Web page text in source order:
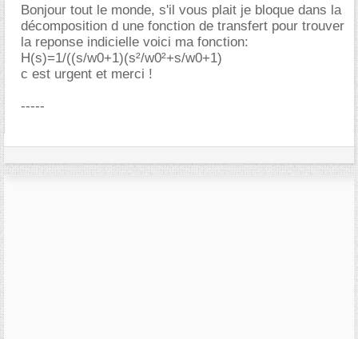
Bonjour tout le monde, s'il vous plait je bloque dans la
décomposition d une fonction de transfert pour trouver
la reponse indicielle voici ma fonction:
H(s)=1/((s/w0+1)(s²/w0²+s/w0+1)
c est urgent et merci !
-----